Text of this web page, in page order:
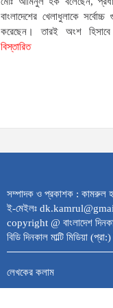
বাংলাদেশের খেলাধুলাকে
করেছেন। তারই অংশ
বিস্তারিত
সম্পাদক ও প্রকাশক : কামরুল
ই-মেইলঃ
copyright @ বাংলাদেশ
বিডি দিনকাল মাল্টি মিডিয়া
লেখকের কলাম